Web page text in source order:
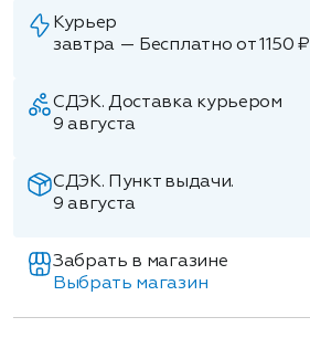
Курьер
завтра — Бесплатно от 1150 ₽
СДЭК. Доставка курьером
9 августа
СДЭК. Пункт выдачи.
9 августа
Забрать в магазине
Выбрать магазин